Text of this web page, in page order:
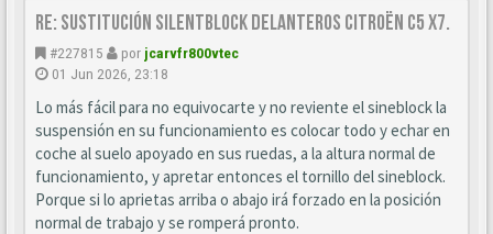
Re: Sustitución SILENTBLOCK delanteros Citroën C5 X7.
#227815 por jcarvfr800vtec
01 Jun 2026, 23:18
Lo más fácil para no equivocarte y no reviente el sineblock la
suspensión en su funcionamiento es colocar todo y echar en
coche al suelo apoyado en sus ruedas, a la altura normal de
funcionamiento, y apretar entonces el tornillo del sineblock.
Porque si lo aprietas arriba o abajo irá forzado en la posición
normal de trabajo y se romperá pronto.